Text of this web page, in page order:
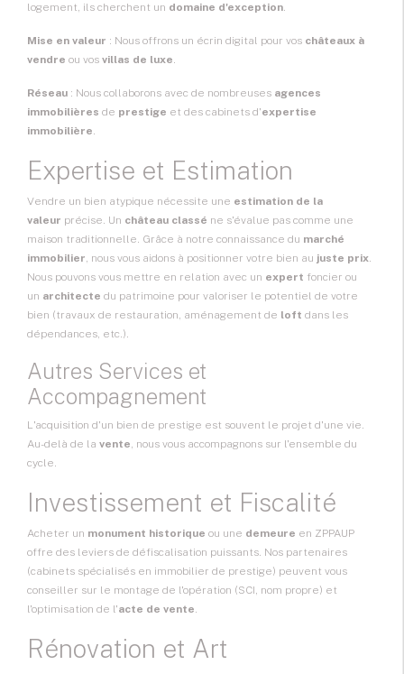
logement, ils cherchent un domaine d'exception.
Mise en valeur : Nous offrons un écrin digital pour vos châteaux à
vendre ou vos villas de luxe.
Réseau : Nous collaborons avec de nombreuses agences
immobilières de prestige et des cabinets d'expertise
immobilière.
Expertise et Estimation
Vendre un bien atypique nécessite une estimation de la
valeur précise. Un château classé ne s'évalue pas comme une
maison traditionnelle. Grâce à notre connaissance du marché
immobilier, nous vous aidons à positionner votre bien au juste prix.
Nous pouvons vous mettre en relation avec un expert foncier ou
un architecte du patrimoine pour valoriser le potentiel de votre
bien (travaux de restauration, aménagement de loft dans les
dépendances, etc.).
Autres Services et
Accompagnement
L'acquisition d'un bien de prestige est souvent le projet d'une vie.
Au-delà de la vente, nous vous accompagnons sur l'ensemble du
cycle.
Investissement et Fiscalité
Acheter un monument historique ou une demeure en ZPPAUP
offre des leviers de défiscalisation puissants. Nos partenaires
(cabinets spécialisés en immobilier de prestige) peuvent vous
conseiller sur le montage de l'opération (SCI, nom propre) et
l'optimisation de l'acte de vente.
Rénovation et Art